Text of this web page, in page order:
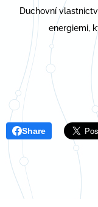
Duchovní
energiemi,
Share